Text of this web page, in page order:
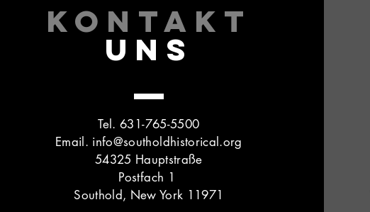
KONTAKT
UNS
Tel. 631-765-5500
Email. info@southoldhistorical.org
54325 Hauptstraße
Postfach 1
Southold, New York 11971